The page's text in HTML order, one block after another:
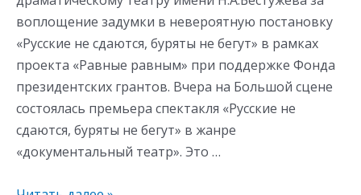
воплощение задумки в невероятную постановку
«Русские не сдаются, буряты не бегут» в рамках
проекта «Равные равным» при поддержке Фонда
президентских грантов. Вчера на Большой сцене
состоялась премьера спектакля «Русские не
сдаются, буряты не бегут» в жанре
«документальный театр». Это …